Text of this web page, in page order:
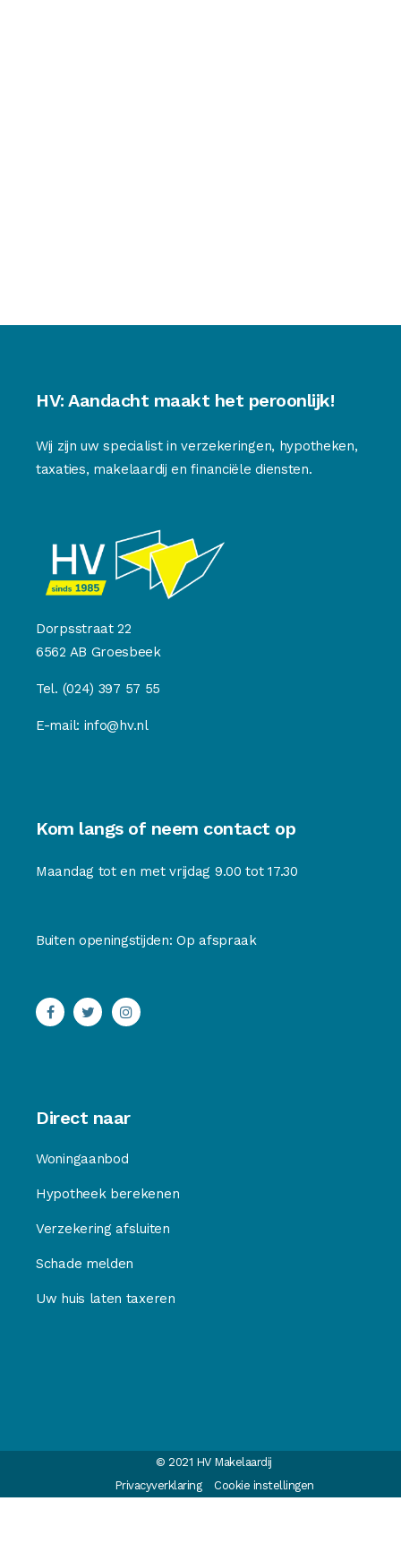
HV: Aandacht maakt het peroonlijk!
Wij zijn uw specialist in verzekeringen, hypotheken,
taxaties, makelaardij en financiële diensten.
Dorpsstraat 22
6562 AB Groesbeek
Tel. (024) 397 57 55
E-mail: info@hv.nl
Kom langs of neem contact op
Maandag tot en met vrijdag 9.00 tot 17.30
Buiten openingstijden: Op afspraak
Direct naar
Woningaanbod
Hypotheek berekenen
Verzekering afsluiten
Schade melden
Uw huis laten taxeren
© 2021 HV Makelaardij
Privacyverklaring
Cookie instellingen